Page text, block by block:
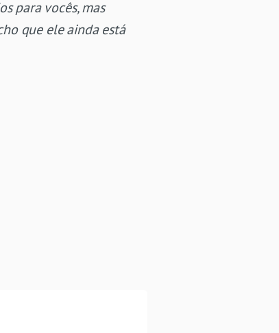
para vocês, mas
que ele ainda está